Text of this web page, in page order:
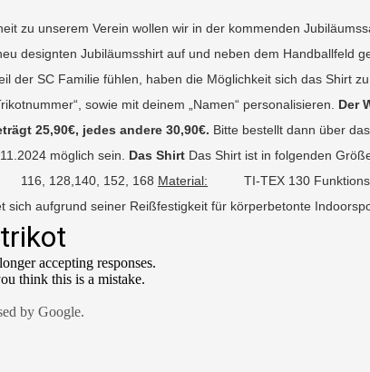
zu unserem Verein wollen wir in der kommenden
designten Jubiläumsshirt auf und neben dem Handballfeld
der SC Familie fühlen, haben die Möglichkeit sich das Shirt
sowie mit deinem „Namen“ personalisieren. Der
25,90€, jedes andere 30,90€. Bitte bestellt dann über
möglich sein. Das Shirt Das Shirt ist in folgenden
128,140, 152, 168 Material: TI-TEX 130
sich aufgrund seiner Reißfestigkeit für körperbetonte